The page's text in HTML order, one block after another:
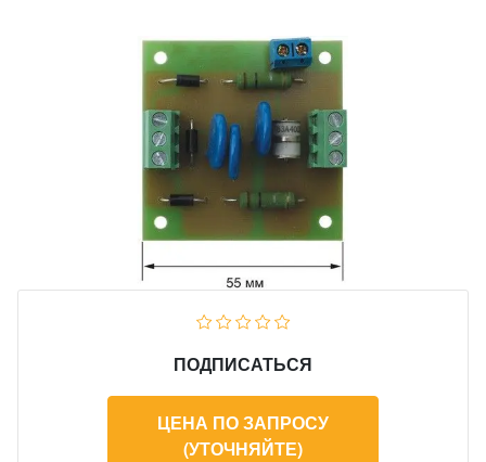
ПОДПИСАТЬСЯ
ЦЕНА ПО ЗАПРОСУ
(УТОЧНЯЙТЕ)